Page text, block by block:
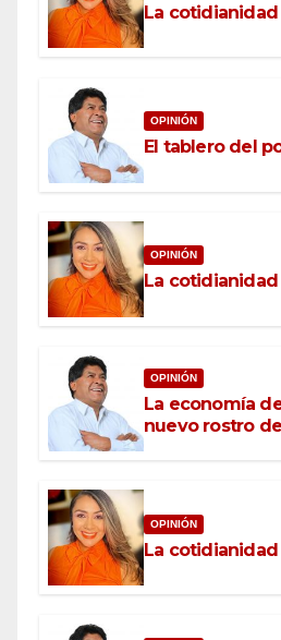
La
OPINIÓN
El tablero del
OPINIÓN
La
OPINIÓN
La economía
nuevo rostro
OPINIÓN
La